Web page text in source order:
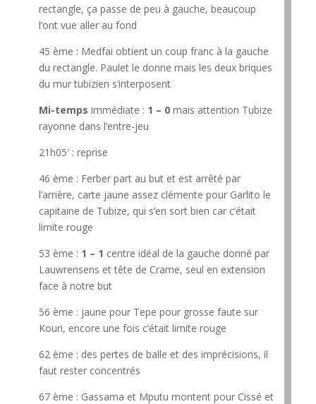
rectangle, ça passe de peu à gauche, beaucoup
l’ont vue aller au fond
45 ème : Medfai obtient un coup franc à la gauche
du rectangle. Paulet le donne mais les deux briques
du mur tubizien s’interposent
Mi-temps immédiate : 1 – 0mais attention Tubize
rayonne dans l’entre-jeu
21h05′ : reprise
46 ème : Ferber part au but et est arrêté par
l’arrière, carte jaune assez clémente pour Garlito le
capitaine de Tubize, qui s’en sort bien car c’était
limite rouge
53 ème : 1 – 1 centre idéal de la gauche donné par
Lauwrensens et tête de Crame, seul en extension
face à notre but
56 ème : jaune pour Tepe pour grosse faute sur
Kouri, encore une fois c’était limite rouge
62 ème : des pertes de balle et des imprécisions, il
faut rester concentrés
67 ème : Gassama et Mputu montent pour Cissé et